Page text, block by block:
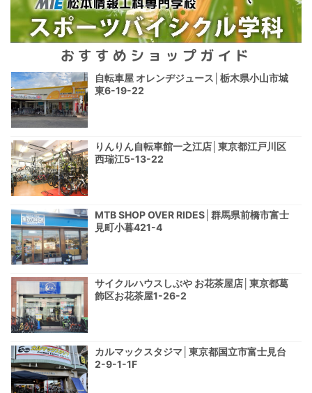
おすすめショップガイド
自転車屋 オレンヂジュース│栃木県小山市城
東6-19-22
りんりん自転車館一之江店│東京都江戸川区
西瑞江5-13-22
MTB SHOP OVER RIDES│群馬県前橋市富士
見町小暮421-4
サイクルハウスしぶや お花茶屋店│東京都葛
飾区お花茶屋1-26-2
カルマックスタジマ│東京都国立市富士見台
2-9-1-1F